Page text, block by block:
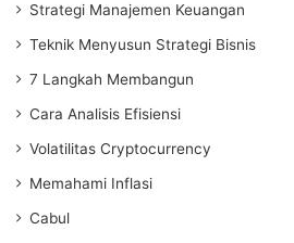
Strategi Manajemen Keuangan
Teknik Menyusun Strategi Bisnis
7 Langkah Membangun
Cara Analisis Efisiensi
Volatilitas Cryptocurrency
Memahami Inflasi
Cabul